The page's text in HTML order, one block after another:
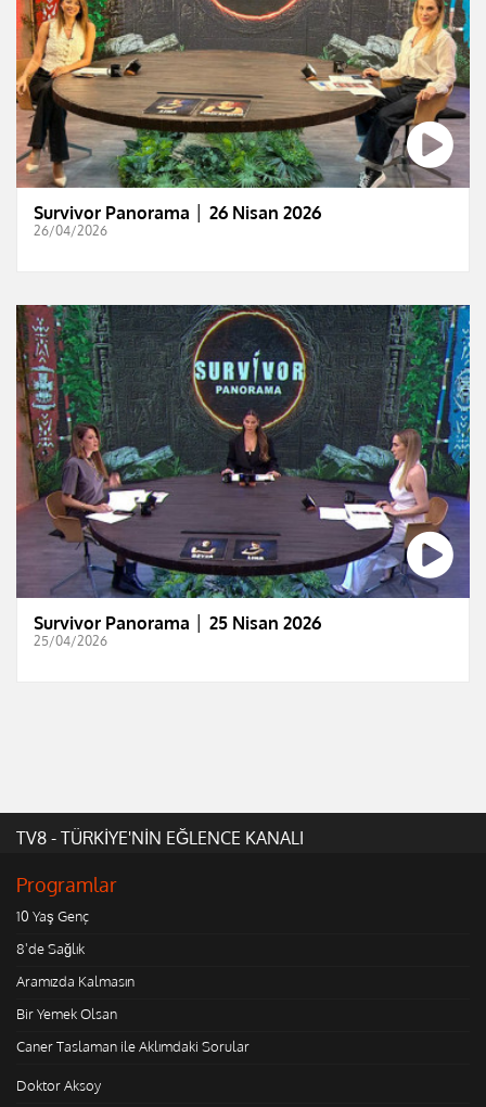
Survivor Panorama │ 26 Nisan 2026
26/04/2026
Survivor Panorama │ 25 Nisan 2026
25/04/2026
TV8 - TÜRKİYE'NİN EĞLENCE KANALI
Programlar
10 Yaş Genç
8'de Sağlık
Aramızda Kalmasın
Bir Yemek Olsan
Caner Taslaman ile Aklımdaki Sorular
Doktor Aksoy